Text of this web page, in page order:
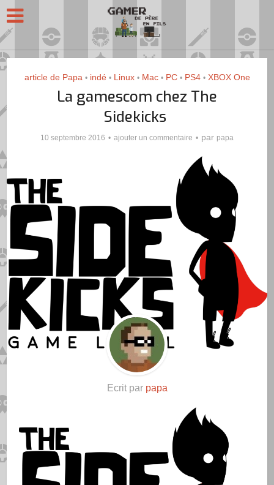
article de Papa • indé • Linux • Mac • PC • PS4 • XBOX One
La gamescom chez The
Sidekicks
10 septembre 2016 ajouter un commentaire par papa
Ecrit par papa